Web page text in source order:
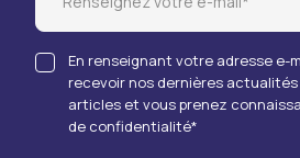
En renseignant votre adresse e-
recevoir nos dernières
articles et vous prenez
de confidentialité*